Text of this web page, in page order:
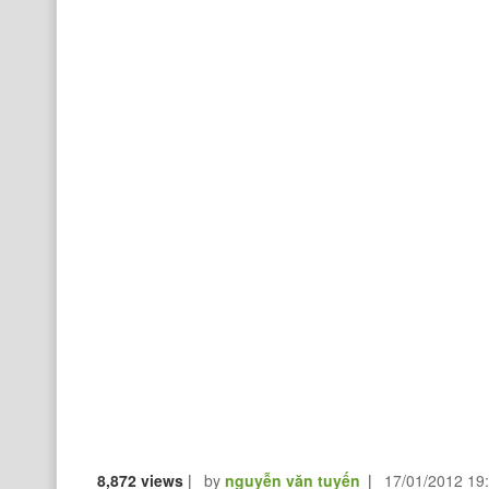
8,872 views | bynguyễn văn tuyến | 17/01/2012